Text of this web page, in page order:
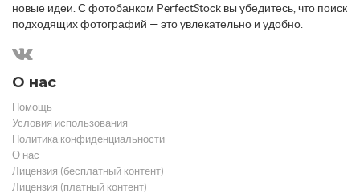
новые идеи. С фотобанком PerfectStock вы убедитесь, что поиск
подходящих фотографий — это увлекательно и удобно.
О нас
Помощь
Условия использования
Политика конфиденциальности
О нас
Лицензия (бесплатный контент)
Лицензия (платный контент)